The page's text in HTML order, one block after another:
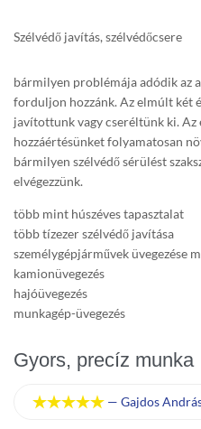
Szélvédő javítás, szélvédőcsere
bármilyen problémája adódik az
forduljon hozzánk. Az elmúlt két
javítottunk vagy cseréltünk ki. Az
hozzáértésünket folyamatosan
bármilyen szélvédő sérülést
elvégezzünk.
több mint húszéves tapasztalat
több tízezer szélvédő javítása
személygépjárművek üvegezése
kamionüvegezés
hajóüvegezés
munkagép-üvegezés
Gyors, precíz munka
 — Gajdos